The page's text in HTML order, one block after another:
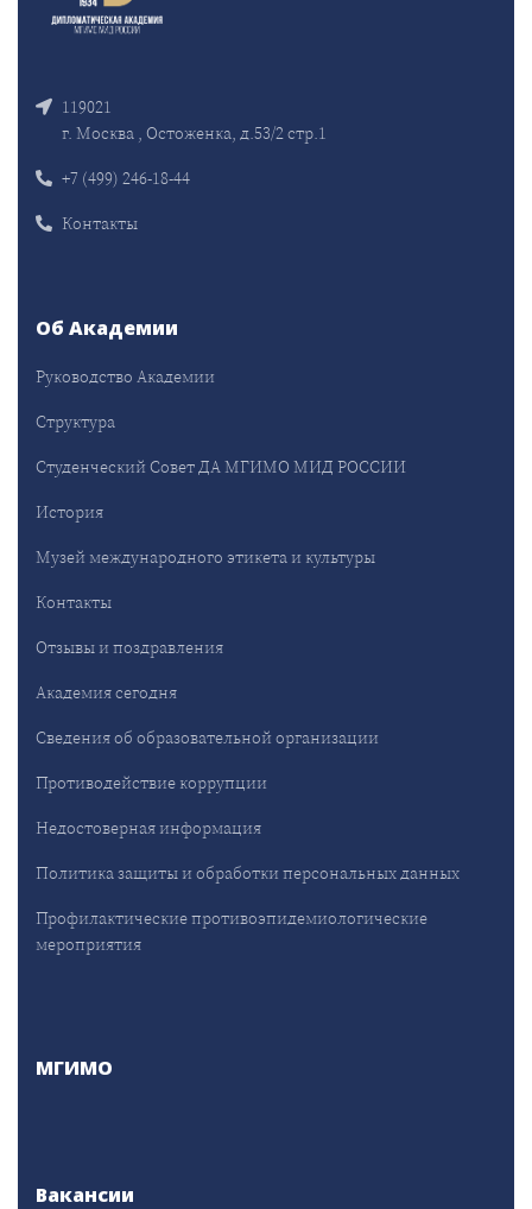
119021
г. Москва , Остоженка, д.53/2 стр.1
+7 (499) 246-18-44
Контакты
Об Академии
Руководство Академии
Структура
Студенческий Совет ДА МГИМО МИД РОССИИ
История
Музей международного этикета и культуры
Контакты
Отзывы и поздравления
Академия сегодня
Сведения об образовательной организации
Противодействие коррупции
Недостоверная информация
Политика защиты и обработки персональных данных
Профилактические противоэпидемиологические
мероприятия
МГИМО
Вакансии